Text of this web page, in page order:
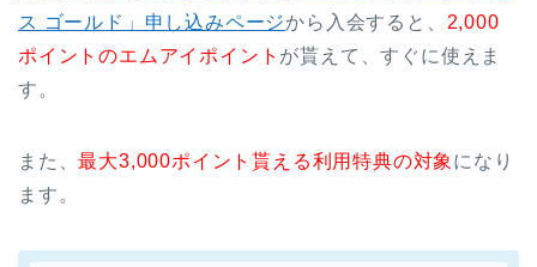
ス ゴールド」申し込みページから入会すると、 2,000
ポイントのエムアイポイント が貰えて、すぐに使えま
す。
また、最大3,000ポイント貰える利用特典の対象 になり
ます。